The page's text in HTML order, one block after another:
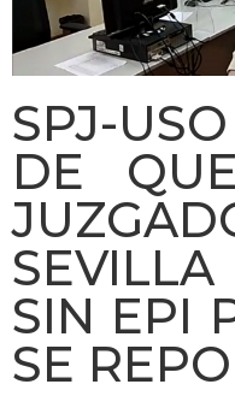
SPJ-
DE
SIN EPI
SE